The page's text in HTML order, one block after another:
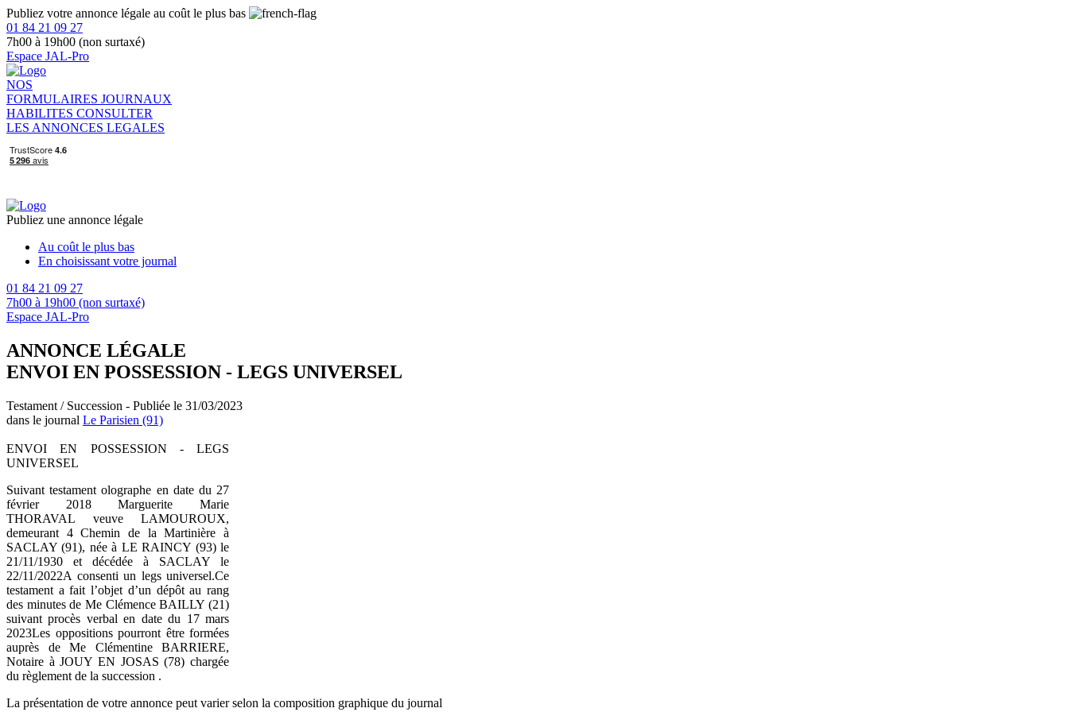
Publiez votre annonce légale au coût le plus bas
01 84 21 09 27
7h00 à 19h00 (non surtaxé)
Espace JAL-Pro
NOS
FORMULAIRES JOURNAUX
HABILITES CONSULTER
LES ANNONCES LEGALES
Publiez une annonce légale
Au coût le plus bas
En choisissant votre journal
01 84 21 09 27
7h00 à 19h00 (non surtaxé)
Espace JAL-Pro
ANNONCE LÉGALE
ENVOI EN POSSESSION - LEGS UNIVERSEL
Testament / Succession - Publiée le 31/03/2023
dans le journal Le Parisien (91)
ENVOI EN POSSESSION - LEGS
UNIVERSEL
Suivant testament olographe en date du 27
février 2018 Marguerite Marie
THORAVAL veuve LAMOUROUX,
demeurant 4 Chemin de la Martinière à
SACLAY (91), née à LE RAINCY (93) le
21/11/1930 et décédée à SACLAY le
22/11/2022A consenti un legs universel.Ce
testament a fait l’objet d’un dépôt au rang
des minutes de Me Clémence BAILLY (21)
suivant procès verbal en date du 17 mars
2023Les oppositions pourront être formées
auprès de Me Clémentine BARRIERE,
Notaire à JOUY EN JOSAS (78) chargée
du règlement de la succession .
La présentation de votre annonce peut varier selon la composition graphique du journal